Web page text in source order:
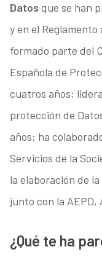
Datos que se han
y en el
formado parte del
Española de
cuatros años;
protección de
años; ha
Servicios de la
la elaboración de la
junto con la AEPD,
¿Qué te ha